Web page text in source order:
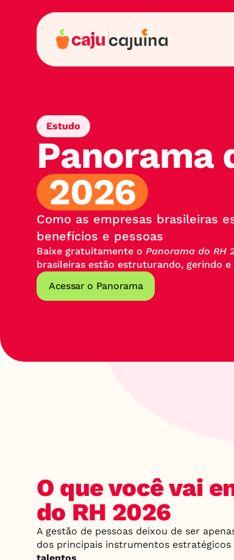
Estudo
Panorama
2026
Como as empresas brasileiras
benefícios e pessoas
Baixe gratuitamente o Panorama do RH
brasileiras estão estruturando, gerindo
Acessar o Panorama
O que você vai
do RH 2026
A gestão de pessoas deixou de ser
dos principais instrumentos estratégicos